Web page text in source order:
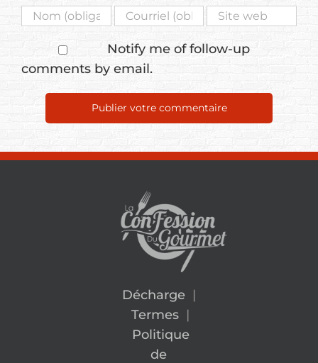
Notify me of follow-up
comments by email.
Décharge|
Termes |
Politique
de